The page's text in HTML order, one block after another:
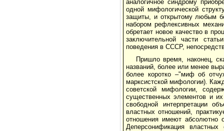
аналогичное синдрому
одной мифологической
защиты, и открытому любым
набором рефлексивных
обретает новое качество в
заключительной части
поведения в СССР,
Пришло время, наконец,
названий, более или менее
более коротко –"миф об
марксистской мифологии).
советской мифологии,
существенных элементов и
свободной интерпретации
властных отношений,
отношения имеют абсолютно
Деперсонификация властных